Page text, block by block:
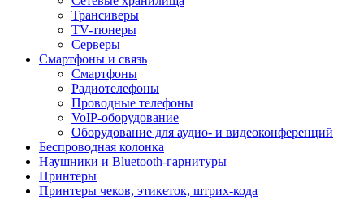
Трансиверы
TV-тюнеры
Серверы
Смартфоны и связь
Смартфоны
Радиотелефоны
Проводные телефоны
VoIP-оборудование
Оборудование для аудио- и видеоконференций
Беспроводная колонка
Наушники и Bluetooth-гарнитуры
Принтеры
Принтеры чеков, этикеток, штрих-кода